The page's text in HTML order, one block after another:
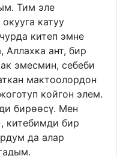
Тим эле
катуу
китеп эмне
ант, бир
эмесмин, себеби
мактоолордон
койгон элем.
бирөөсү. Мен
китебимди бир
да алар